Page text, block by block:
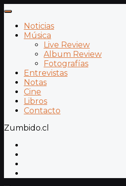
Noticias
Música
Live Review
Album Review
Fotografías
Entrevistas
Notas
Cine
Libros
Contacto
Zumbido.cl